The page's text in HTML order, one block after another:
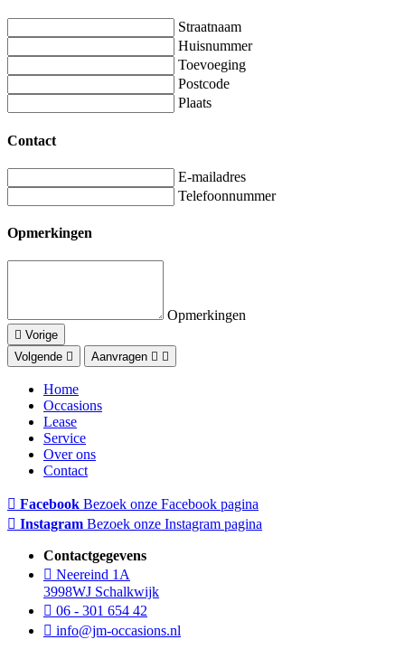
Straatnaam
Huisnummer
Toevoeging
Postcode
Plaats
Contact
E-mailadres
Telefoonnummer
Opmerkingen
Opmerkingen
Vorige
Volgende
Aanvragen
Home
Occasions
Lease
Service
Over ons
Contact
Facebook Bezoek onze Facebook pagina
Instagram Bezoek onze Instagram pagina
Contactgegevens
Neereind 1A
3998WJ Schalkwijk
06 - 301 654 42
info@jm-occasions.nl